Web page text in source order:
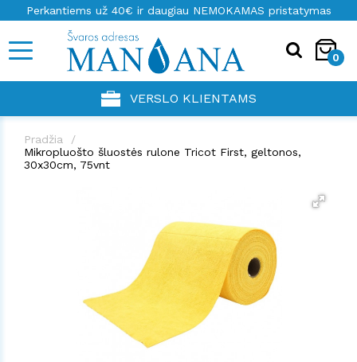
Perkantiems už 40€ ir daugiau NEMOKAMAS pristatymas
0
VERSLO KLIENTAMS
Pradžia
Mikropluošto šluostės rulone Tricot First, geltonos,
30x30cm, 75vnt